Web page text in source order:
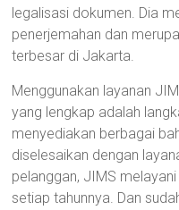
legalisasi dokumen. Dia
penerjemahan dan
terbesar di Jakarta.
Menggunakan layanan
yang lengkap adalah
menyediakan berbagai
diselesaikan dengan
pelanggan, JIMS
setiap tahunnya. Dan